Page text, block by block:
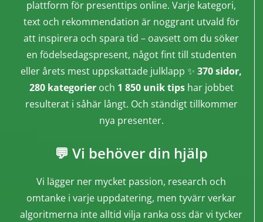
plattform för presenttips online. Varje kategori,
text och rekommendation är noggrant utvald för
att inspirera och spara tid – oavsett om du söker
en födelsedagspresent, något fint till studenten
eller årets mest uppskattade julklapp ✨ 370 sidor,
280 kategorieroch 1 850 unik tipshar jobbet
resulterat i såhär långt. Och ständigt tillkommer
nya presenter.
💬 Vi behöver din hjälp
Vi lägger ner mycket passion, research och
omtanke i varje uppdatering, men tyvärr verkar
algoritmerna inte alltid vilja ranka oss där vi tycker